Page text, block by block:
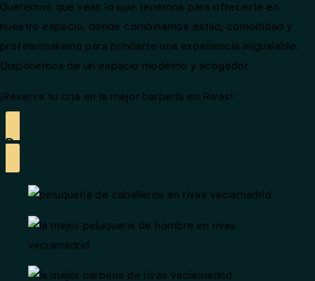
Queremos que veas lo que tenemos para ofrecerte en
nuestro espacio, donde combinamos estilo, comodidad y
profesionalismo para brindarte una experiencia inigualable.
Disponemos de un espacio moderno y acogedor.
¡Reserva tu cita en la mejor barbería en Rivas!
Reservar cita